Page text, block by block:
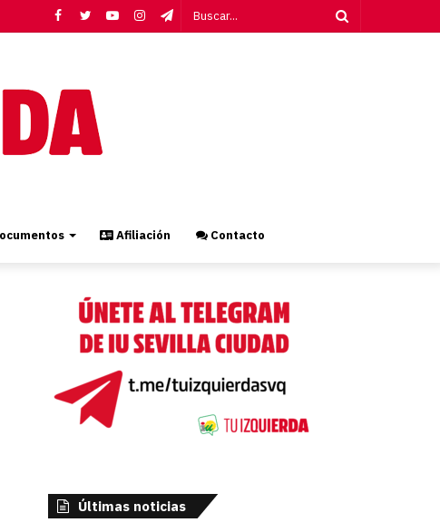
Telegram
Instagram
YouTube
Twitter
Facebook
Afiliación Contacto
Últimas noticias